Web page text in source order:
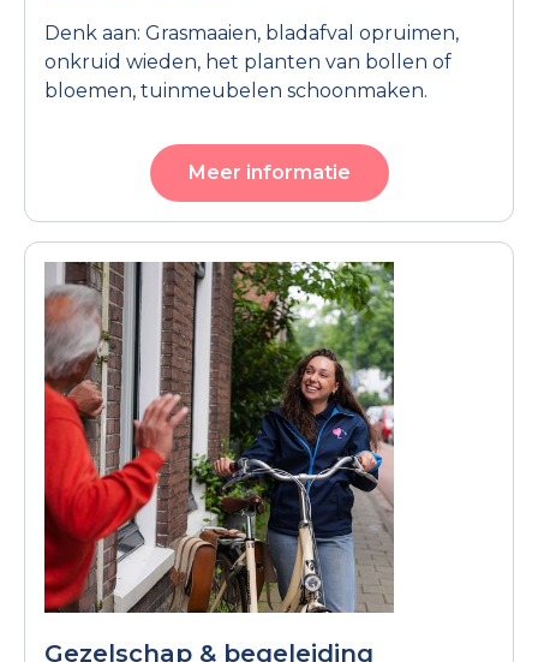
Denk aan: Grasmaaien, bladafval opruimen,
onkruid wieden, het planten van bollen of
bloemen, tuinmeubelen schoonmaken.
Meer informatie
Gezelschap & begeleiding